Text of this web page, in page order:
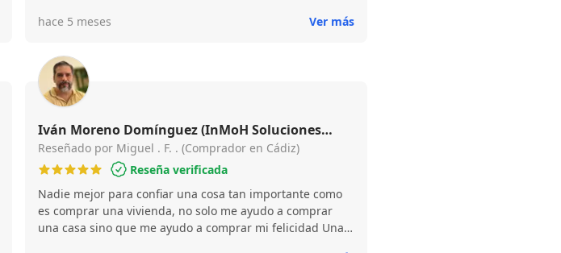
hace 5 meses Ver más
Iván Moreno Domínguez (InMoH Soluciones
Inmobiliarias e Hipotecarias)
Reseñado por Miguel . F. . (Comprador en Cádiz)
Reseña verificada
Nadie mejor para confiar una cosa tan importante como
es comprar una vivienda, no solo me ayudo a comprar
una casa sino que me ayudo a comprar mi felicidad Una